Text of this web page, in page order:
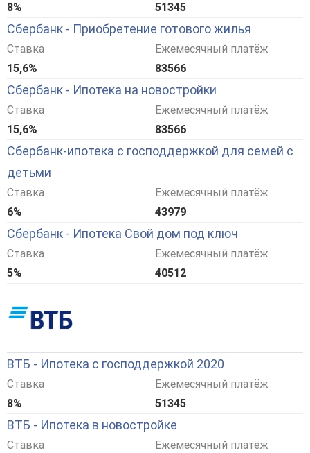
8%
51345
Сбербанк - Приобретение готового жилья
Ставка
15,6%
Ежемесячный платёж
83566
Сбербанк - Ипотека на новостройки
Ставка
15,6%
Ежемесячный платёж
83566
Сбербанк-ипотека с господдержкой для семей с
детьми
Ставка
6%
Ежемесячный платёж
43979
Сбербанк - Ипотека Свой дом под ключ
Ставка
5%
Ежемесячный платёж
40512
ВТБ - Ипотека с господдержкой 2020
Ставка
8%
Ежемесячный платёж
51345
ВТБ - Ипотека в новостройке
Ставка Ежемесячный платёж